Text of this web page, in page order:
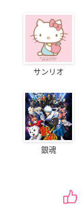
サンリオ
銀魂